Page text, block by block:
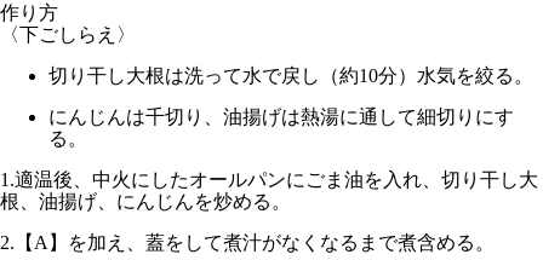
作り方
〈下ごしらえ〉
切り干し大根は洗って水で戻し（約10分）水気を絞る。
にんじんは千切り、油揚げは熱湯に通して細切りにす
る。
1.適温後、中火にしたオールパンにごま油を入れ、切り干し大
根、油揚げ、にんじんを炒める。
2. 【A】を加え、蓋をして煮汁がなくなるまで煮含める。